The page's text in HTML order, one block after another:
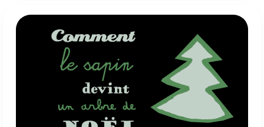
sapin
devint
un
arbre
de
Noël